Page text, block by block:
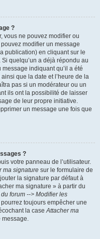
?
vous ne pouvez modifier ou
modifier un message
publication) en cliquant sur le
quelqu’un a déjà répondu au
indiquant qu’il a été
que la date et l’heure de la
pas si un modérateur ou un
ils ont la possibilité de laisser
de leur propre initiative.
un message une fois que
?
votre panneau de l’utilisateur.
ma signature sur le formulaire de
la signature par défaut à
ma signature » à partir du
forum --> Modifier les
toujours empêcher une
la caseAttacher ma
message.